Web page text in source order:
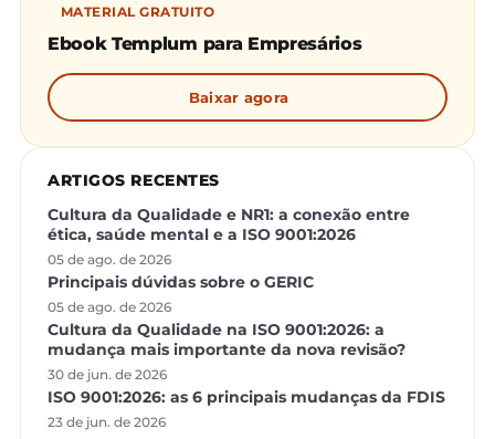
MATERIAL GRATUITO
Ebook Templum para Empresários
Baixar agora
ARTIGOS RECENTES
Cultura da Qualidade e NR1: a conexão entre
ética, saúde mental e a ISO 9001:2026
05 de ago. de 2026
Principais dúvidas sobre o GERIC
05 de ago. de 2026
Cultura da Qualidade na ISO 9001:2026: a
mudança mais importante da nova revisão?
30 de jun. de 2026
ISO 9001:2026: as 6 principais mudanças da FDIS
23 de jun. de 2026